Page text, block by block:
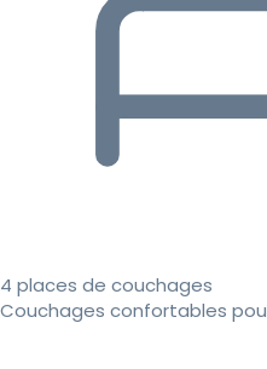
4 places de couchages
Couchages confortables